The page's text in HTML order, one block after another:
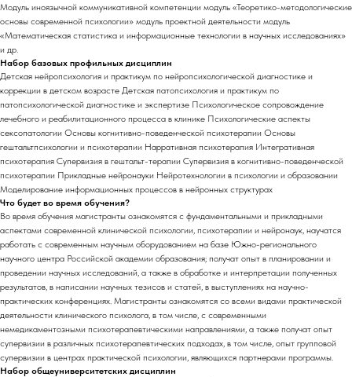
Модуль иноязычной коммуникативной компетенции модуль «Теоретико-методологические
основы современной психологии» модуль проектной деятельности модуль
«Математическая статистика и информационные технологии в научных исследованиях»
и др.
Набор базовых профильных дисциплин
Детская нейропсихология и практикум по нейропсихологической диагностике и
коррекции в детском возрасте Детская патопсихология и практикум по
патопсихологической диагностике и экспертизе Психологическое сопровождение
лечебного и реабилитационного процесса в клинике Психологические аспекты
сексопатологии Основы когнитивно-поведенческой психотерапии Основы
гештальтпсихологии и психотерапии Нарративная психотерапия Интегративная
психотерапия Супервизия в гештальт-терапии Супервизия в когнитивно-поведенческой
психотерапии Прикладные нейронауки Нейротехнологии в психологии и образовании
Моделирование информационных процессов в нейронных структурах
Что будет во время обучения?
Во время обучения магистранты ознакомятся с фундаментальными и прикладными
аспектами современной клинической психологии, психотерапии и нейронаук, научатся
работать с современным научным оборудованием на базе Южно-регионального
научного центра Российской академии образования; получат опыт в планировании и
проведении научных исследований, а также в обработке и интерпретации полученных
результатов, в написании научных тезисов и статей, в выступлениях на научно-
практических конференциях. Магистранты ознакомятся со всеми видами практической
деятельности клинического психолога, в том числе, с современными
немедикаментозными психотерапевтическими направлениями, а также получат опыт
супервизии в различных психотерапевтических подходах, в том числе, опыт групповой
супервизии в центрах практической психологии, являющихся партнерами программы.
Набор общеуниверситетских дисциплин